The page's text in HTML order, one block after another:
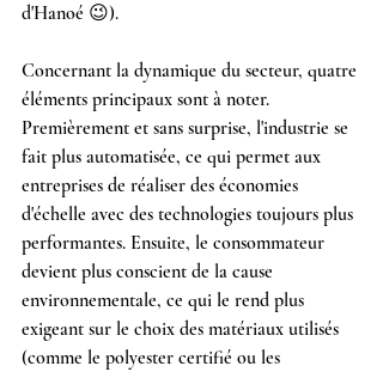
d'Hanoé 😉).
Concernant la dynamique du secteur, quatre
éléments principaux sont à noter.
Premièrement et sans surprise, l'industrie se
fait plus automatisée, ce qui permet aux
entreprises de réaliser des économies
d'échelle avec des technologies toujours plus
performantes. Ensuite, le consommateur
devient plus conscient de la cause
environnementale, ce qui le rend plus
exigeant sur le choix des matériaux utilisés
(comme le polyester certifié ou les